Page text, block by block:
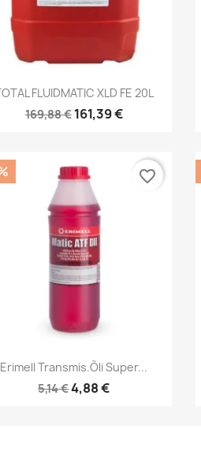
Kiirvaade
FLUIDMATIC XLD FE 20L
169,88 € 161,39 €
Kiirvaade
Erimell Transmis.õli Super...
5,14 €4,88 €
favorite_border